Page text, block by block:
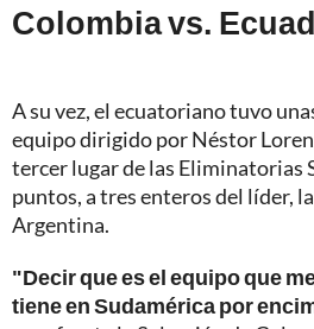
Colombia vs.
A su vez, el ecuatoriano tuvo
equipo dirigido por Néstor
tercer lugar de las Eliminatorias
puntos, a tres enteros del líder,
Argentina.
"Decir que es el equipo que
tiene en Sudamérica por